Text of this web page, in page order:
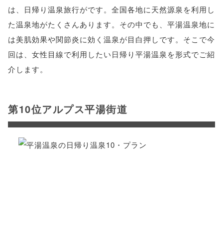
は、日帰り温泉旅行がです。全国各地に天然源泉を利用し
た温泉地がたくさんあります。その中でも、平湯温泉地に
は美肌効果や関節炎に効く温泉が目白押しです。そこで今
回は、女性目線で利用したい日帰り平湯温泉を形式でご紹
介します。
第10位アルプス平湯街道